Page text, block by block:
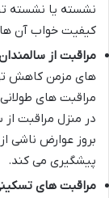
نشسته یا نشسته
کیفیت خواب آن
مراقبت از
های مزمن کاهش
مراقبت های
در منزل مراقبت
بروز عوارض ناشی
پیشگیری می کند.
مراقبت های